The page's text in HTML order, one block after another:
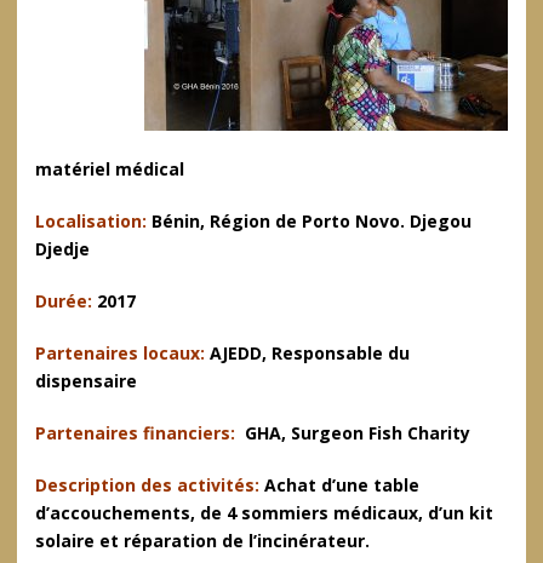
matériel médical
Localisation: Bénin, Région de Porto Novo. Djegou
Djedje
Durée: 2017
Partenaires locaux: AJEDD, Responsable du
dispensaire
Partenaires financiers: GHA, Surgeon Fish Charity
Description des activités: Achat d’une table
d’accouchements, de 4 sommiers médicaux, d’un kit
solaire et réparation de l’incinérateur.